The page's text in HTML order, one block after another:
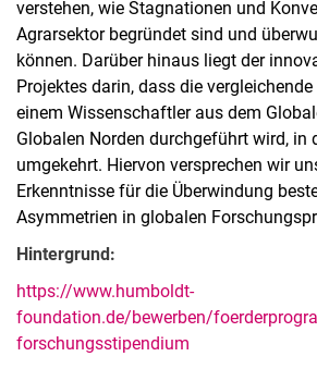
verstehen, wie Stagnationen und
Agrarsektor begründet sind und
können. Darüber hinaus liegt der
Projektes darin, dass die
einem Wissenschaftler aus dem
Globalen Norden durchgeführt wird, in
umgekehrt. Hiervon versprechen wir
Erkenntnisse für die Überwindung
Asymmetrien in globalen
Hintergrund:
https://www.humboldt-
foundation.de/bewerben/
forschungsstipendium